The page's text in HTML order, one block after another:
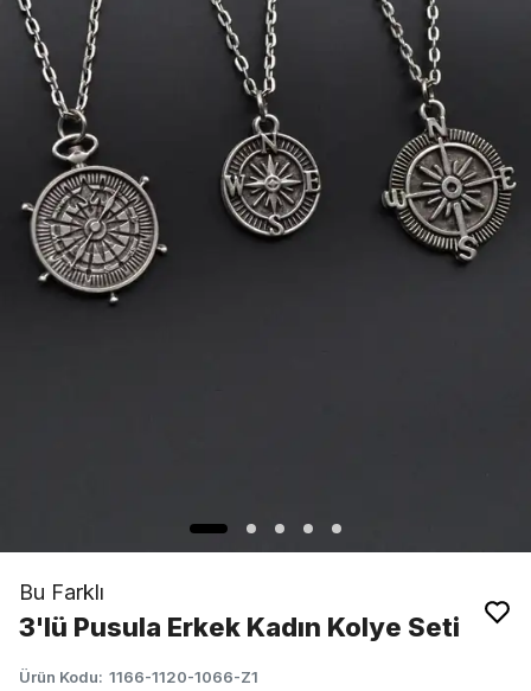
Bu Farklı
3'lü Pusula Erkek Kadın Kolye Seti
Ürün Kodu: 1166-1120-1066-Z1